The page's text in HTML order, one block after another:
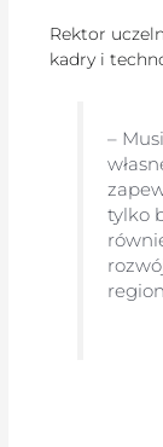
Rektor
kadry i
–
tylko